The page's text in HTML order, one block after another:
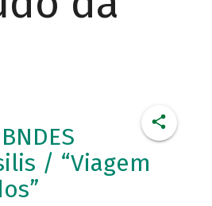
/ “Viagem